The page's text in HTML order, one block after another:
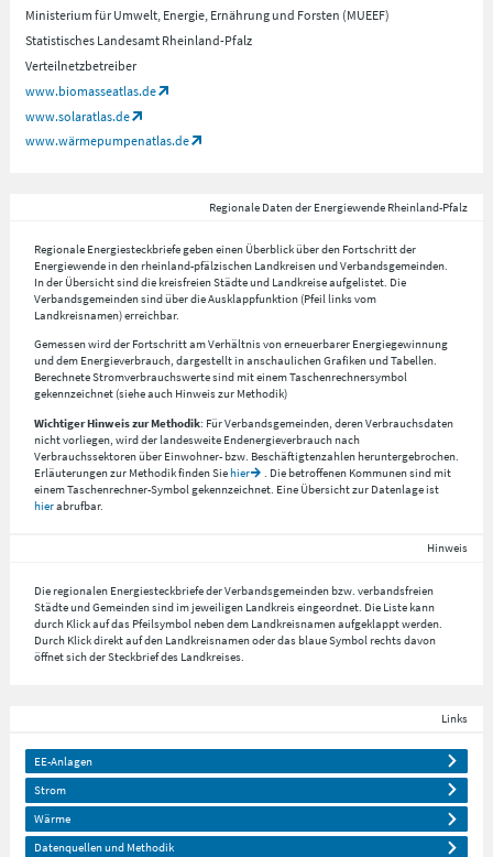
Ministerium für Umwelt, Energie, Ernährung und Forsten (MUEEF)
Statistisches Landesamt Rheinland-Pfalz
Verteilnetzbetreiber
www.biomasseatlas.de
www.solaratlas.de
www.wärmepumpenatlas.de
Regionale Daten der Energiewende Rheinland-Pfalz
Regionale Energiesteckbriefe geben einen Überblick über den Fortschritt der
Energiewende in den rheinland-pfälzischen Landkreisen und Verbandsgemeinden.
In der Übersicht sind die kreisfreien Städte und Landkreise aufgelistet. Die
Verbandsgemeinden sind über die Ausklappfunktion (Pfeil links vom
Landkreisnamen) erreichbar.
Gemessen wird der Fortschritt am Verhältnis von erneuerbarer Energiegewinnung
und dem Energieverbrauch, dargestellt in anschaulichen Grafiken und Tabellen.
Berechnete Stromverbrauchswerte sind mit einem Taschenrechnersymbol
gekennzeichnet (siehe auch Hinweis zur Methodik)
Wichtiger Hinweis zur Methodik: Für Verbandsgemeinden, deren Verbrauchsdaten
nicht vorliegen, wird der landesweite Endenergieverbrauch nach
Verbrauchssektoren über Einwohner- bzw. Beschäftigtenzahlen heruntergebrochen.
Erläuterungen zur Methodik finden Siehier
. Die betroffenen Kommunen sind mit
einem Taschenrechner-Symbol gekennzeichnet. Eine Übersicht zur Datenlage ist
hierabrufbar.
Hinweis
Die regionalen Energiesteckbriefe der Verbandsgemeinden bzw. verbandsfreien
Städte und Gemeinden sind im jeweiligen Landkreis eingeordnet. Die Liste kann
durch Klick auf das Pfeilsymbol neben dem Landkreisnamen aufgeklappt werden.
Durch Klick direkt auf den Landkreisnamen oder das blaue Symbol rechts davon
öffnet sich der Steckbrief des Landkreises.
Links
EE-Anlagen
Strom
Wärme
Datenquellen und Methodik